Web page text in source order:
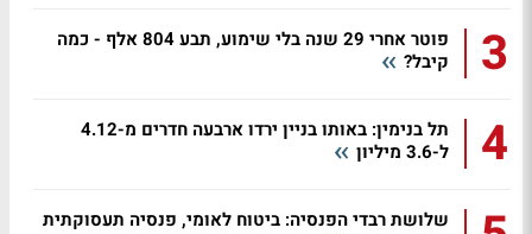
3
פוטר אחרי 29 שנה בלי שימוע, תבע 804 אלף - כמה
קיבל?
4
תל בנימין: באותו בניין ירדו ארבעה חדרים מ-4.12
ל-3.6 מיליון
שלושת רבדי הפנסיה: ביטוח לאומי, פנסיה תעסוקתית